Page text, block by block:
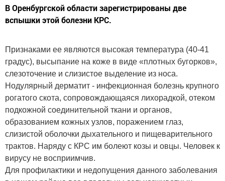
В Оренбургской области зарегистрированы две
вспышки этой болезни КРС.
Признаками ее являются высокая температура (40-41
градус), высыпание на коже в виде «плотных бугорков»,
слезоточение и слизистое выделение из носа.
Нодулярный дерматит - инфекционная болезнь крупного
рогатого скота, сопровождающаяся лихорадкой, отеком
подкожной соединительной ткани и органов,
образованием кожных узлов, поражением глаз,
слизистой оболочки дыхательного и пищеварительного
трактов. Наряду с КРС им болеют козы и овцы. Человек к
вирусу не восприимчив.
Для профилактики и недопущения данного заболевания